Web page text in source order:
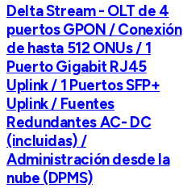
Delta Stream - OLT de 4
puertos GPON / Conexión
de hasta 512 ONUs / 1
Puerto Gigabit RJ45
Uplink / 1 Puertos SFP+
Uplink / Fuentes
Redundantes AC- DC
(incluidas) /
Administración desde la
nube (DPMS)